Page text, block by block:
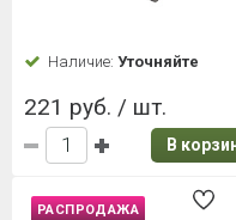
Наличие: Уточняйте
221 руб. / шт.
В
РАСПРОДАЖА